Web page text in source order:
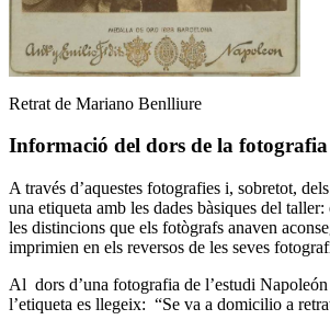
Retrat de Mariano Benlliure
Informació del dors de la fotografia
A través d’aquestes fotografies i, sobretot,
una etiqueta amb les dades bàsiques del
les distincions que els fotògrafs anaven
imprimien en els reversos de les seves
Al dors d’una fotografia de l’estudi
l’etiqueta es llegeix: “Se va a domicilio a